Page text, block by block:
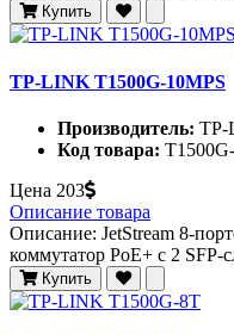
Купить
TP-LINK T1500G-10MPS
Производитель:
Код товара:
Цена 203
Описание товара
Описание: JetStream 8-
коммутатор PoE+ c 2 SFP-
Купить